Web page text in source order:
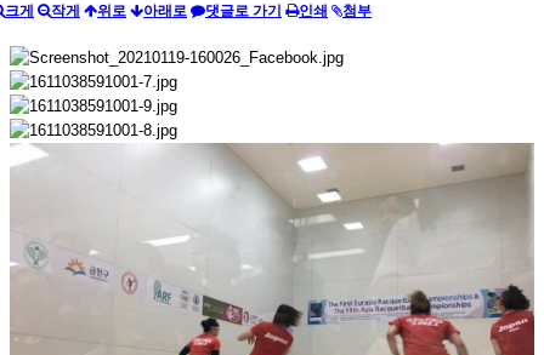
크게 작게 위로 아래로 댓글로 가기 인쇄 첨부